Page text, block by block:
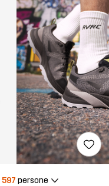
597 persone